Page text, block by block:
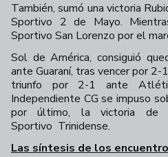
También, sumó una victoria
Sportivo 2 de Mayo.
Sportivo San Lorenzo por el
Sol de América, consiguió
ante Guaraní, tras vencer por
triunfo por 2-1 ante
Independiente CG se impuso
por último, la victoria de
Sportivo Trinidense.
Las síntesis de los